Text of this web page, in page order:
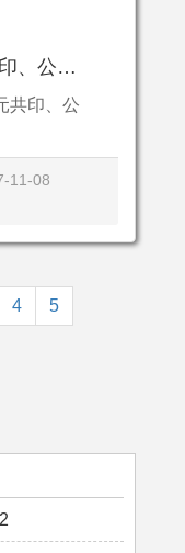
明代流派印作品(丁元共印、公孙鞅、酉室、承清馆）
共印、公
11-08
4 5